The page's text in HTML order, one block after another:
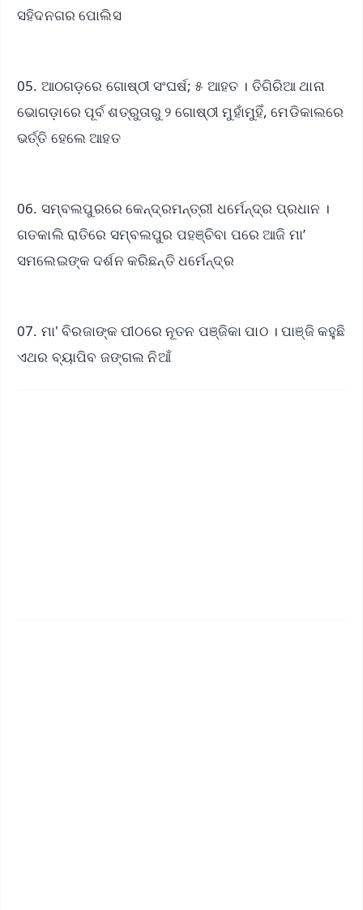
ସହିଦନଗର ପୋଲିସ
05. ଆଠଗଡ଼ରେ ଗୋଷ୍ଠୀ ସଂଘର୍ଷ; ୫ ଆହତ । ତିଗିରିଆ ଥାନା
ଭୋଗଡ଼ାରେ ପୂର୍ବ ଶତ୍ରୁତାରୁ ୨ ଗୋଷ୍ଠୀ ମୁହାଁମୁହିଁ, ମେଡିକାଲରେ
ଭର୍ତ୍ତି ହେଲେ ଆହତ
06. ସମ୍ବଲପୁରରେ କେନ୍ଦ୍ରମନ୍ତ୍ରୀ ଧର୍ମେନ୍ଦ୍ର ପ୍ରଧାନ ।
ଗତକାଲି ରାତିରେ ସମ୍ବଲପୁର ପହଞ୍ଚିବା ପରେ ଆଜି ମା’
ସମଲେଇଙ୍କ ଦର୍ଶନ କରିଛନ୍ତି ଧର୍ମେନ୍ଦ୍ର
07. ମା' ବିରଜାଙ୍କ ପୀଠରେ ନୂତନ ପଞ୍ଜିକା ପାଠ । ପାଞ୍ଜି କହୁଛି
ଏଥର ବ୍ୟାପିବ ଜଙ୍ଗଲ ନିଆଁ